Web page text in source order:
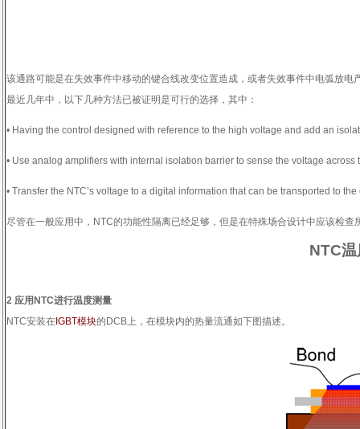
该通路可能是在失效事件中移动的键合线改变位置造成，或者失效事件中电弧放电
最近几年中，以下几种方法已被证明是可行的选择，其中：
• Having the control designed with reference to the high voltage and add an
• Use analog amplifiers with internal isolation barrier to sense the voltage across
• Transfer the NTC’s voltage to a digital information that can be transported to
尽管在一般应用中， NTC的功能性隔离已经足够，但是在特殊场合设计中应该检查
NTC温
2 应用 NTC进行温度测量
NTC安装在 IGBT模块的 DCB上，在模块内的热量流通如下图描述。